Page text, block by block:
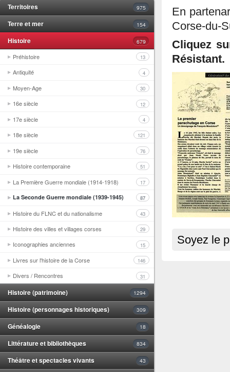
Territoires 975
Terre et mer 154
Histoire 679
Préhistoire 13
Antiquité 4
Moyen-Age 30
16e siècle 12
17e siècle 4
18e siècle 121
19e siècle 76
Histoire contemporaine 51
La Première Guerre mondiale (1914-1918) 17
La Seconde Guerre mondiale (1939-1945) 87
Histoire du FLNC et du nationalisme 43
Histoire des villes et villages corses 29
Iconographies anciennes 15
Livres sur l'histoire de la Corse 146
Divers / Rencontres 31
Histoire (patrimoine) 1294
Histoire (personnages historiques) 309
Généalogie 18
Littérature et bibliothèques 834
Théâtre et spectacles vivants 43
En
Corse-du-
Cliquez
Résistant.
Soyez le